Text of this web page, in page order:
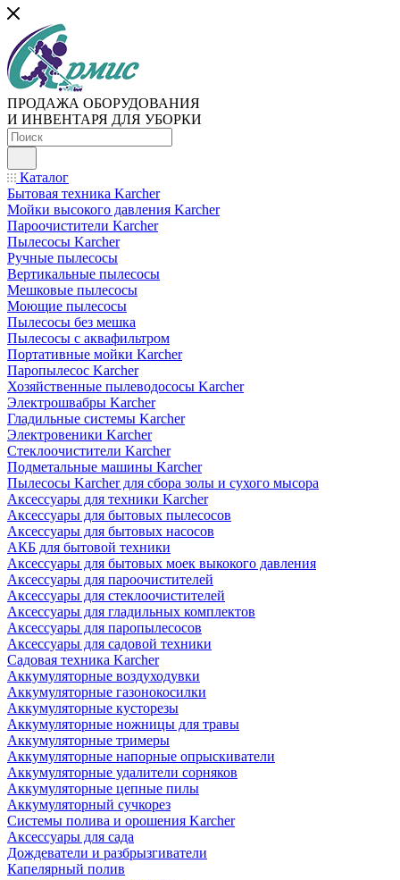
ПРОДАЖА ОБОРУДОВАНИЯ
И ИНВЕНТАРЯ ДЛЯ УБОРКИ
Каталог
Бытовая техника Karcher
Мойки высокого давления Karcher
Пароочистители Karcher
Пылесосы Karcher
Ручные пылесосы
Вертикальные пылесосы
Мешковые пылесосы
Моющие пылесосы
Пылесосы без мешка
Пылесосы с аквафильтром
Портативные мойки Karcher
Паропылесос Karcher
Хозяйственные пылеводососы Karcher
Электрошвабры Karcher
Гладильные системы Karcher
Электровеники Karcher
Стеклоочистители Karcher
Подметальные машины Karcher
Пылесосы Karcher для сбора золы и сухого мысора
Аксессуары для техники Karcher
Аксессуары для бытовых пылесосов
Аксессуары для бытовых насосов
АКБ для бытовой техники
Аксессуары для бытовых моек выкокого давления
Аксессуары для пароочистителей
Аксессуары для стеклоочистителей
Аксессуары для гладильных комплектов
Аксессуары для паропылесосов
Аксессуары для садовой техники
Садовая техника Karcher
Аккумуляторные воздуходувки
Аккумуляторные газонокосилки
Аккумуляторные кусторезы
Аккумуляторные ножницы для травы
Аккумуляторные тримеры
Аккумуляторные напорные опрыскиватели
Аккумуляторные удалители сорняков
Аккумуляторные цепные пилы
Аккумуляторный сучкорез
Системы полива и орошения Karcher
Аксессуары для сада
Дождеватели и разбрызгиватели
Капелярный полив